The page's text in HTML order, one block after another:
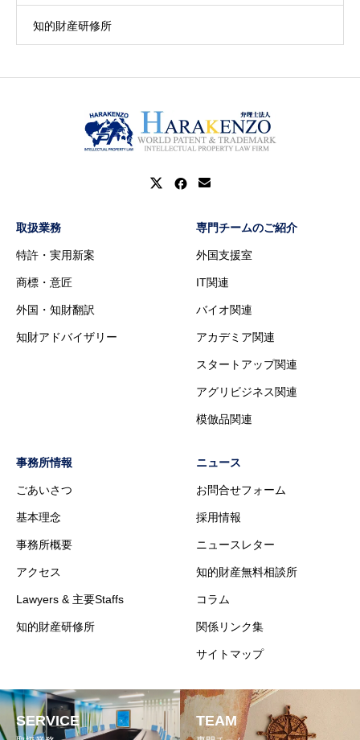
知的財産研修所
取扱業務
特許・実用新案
商標・意匠
外国・知財翻訳
知財アドバイザリー
専門チームのご紹介
外国支援室
IT関連
バイオ関連
アカデミア関連
スタートアップ関連
アグリビジネス関連
模倣品関連
事務所情報
ごあいさつ
基本理念
事務所概要
アクセス
Lawyers & 主要Staffs
知的財産研修所
ニュース
お問合せフォーム
採用情報
ニュースレター
知的財産無料相談所
コラム
関係リンク集
サイトマップ
SERVICE TEAM